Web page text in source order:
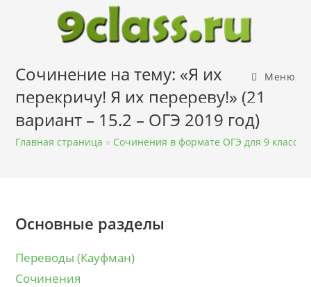
содержимому
Меню
Сочинение на тему: «Я их
перекричу! Я их перереву!» (21
вариант – 15.2 – ОГЭ 2019 год)
Главная страница » Сочинения в формате ОГЭ для 9 класса
Основные разделы
Переводы (Кауфман)
Сочинения